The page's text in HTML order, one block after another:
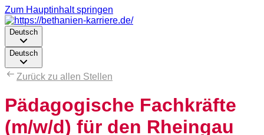
Zum Hauptinhalt springen
Deutsch
Deutsch
Zurück zu allen Stellen
Pädagogische Fachkräfte
(m/w/d) für den Rheingau